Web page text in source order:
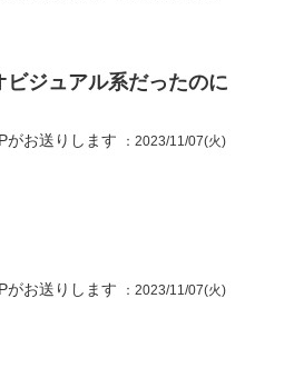
ジュアル系だったのに
がお送りします ：2023/11/07(火)
がお送りします ：2023/11/07(火)